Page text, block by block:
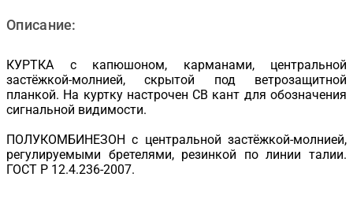
Описание:
КУРТКА с капюшоном, карманами, центральной
застёжкой-молнией, скрытой под ветрозащитной
планкой. На куртку настрочен СВ кант для обозначения
сигнальной видимости.
ПОЛУКОМБИНЕЗОН с центральной застёжкой-молнией,
регулируемыми бретелями, резинкой по линии талии.
ГОСТ Р 12.4.236-2007.